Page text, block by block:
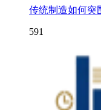
传统制造如何突
591